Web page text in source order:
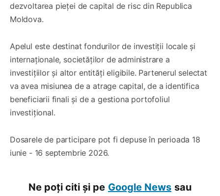
dezvoltarea pieței de capital de risc din Republica
Moldova.
Apelul este destinat fondurilor de investiții locale și
internaționale, societăților de administrare a
investițiilor și altor entități eligibile. Partenerul selectat
va avea misiunea de a atrage capital, de a identifica
beneficiarii finali și de a gestiona portofoliul
investițional.
Dosarele de participare pot fi depuse în perioada 18
iunie - 16 septembrie 2026.
Ne poți citi și pe Google News sau